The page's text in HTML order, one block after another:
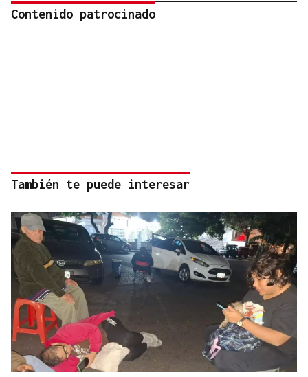
Contenido patrocinado
También te puede interesar